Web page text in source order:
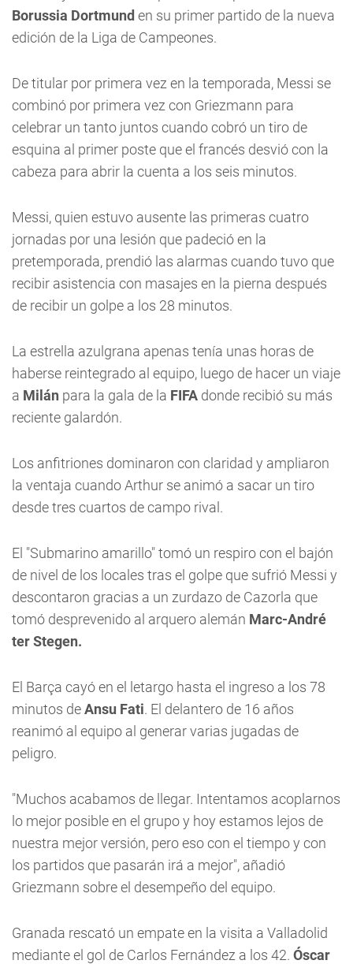
Borussia Dortmund en su primer partido de la nueva
edición de la Liga de Campeones.
De titular por primera vez en la temporada, Messi se
combinó por primera vez con Griezmann para
celebrar un tanto juntos cuando cobró un tiro de
esquina al primer poste que el francés desvió con la
cabeza para abrir la cuenta a los seis minutos.
Messi, quien estuvo ausente las primeras cuatro
jornadas por una lesión que padeció en la
pretemporada, prendió las alarmas cuando tuvo que
recibir asistencia con masajes en la pierna después
de recibir un golpe a los 28 minutos.
La estrella azulgrana apenas tenía unas horas de
haberse reintegrado al equipo, luego de hacer un viaje
a Milán para la gala de la FIFA donde recibió su más
reciente galardón.
Los anfitriones dominaron con claridad y ampliaron
la ventaja cuando Arthur se animó a sacar un tiro
desde tres cuartos de campo rival.
El "Submarino amarillo" tomó un respiro con el bajón
de nivel de los locales tras el golpe que sufrió Messi y
descontaron gracias a un zurdazo de Cazorla que
tomó desprevenido al arquero alemán Marc-André
ter Stegen.
El Barça cayó en el letargo hasta el ingreso a los 78
minutos deAnsu Fati. El delantero de 16 años
reanimó al equipo al generar varias jugadas de
peligro.
"Muchos acabamos de llegar. Intentamos acoplarnos
lo mejor posible en el grupo y hoy estamos lejos de
nuestra mejor versión, pero eso con el tiempo y con
los partidos que pasarán irá a mejor", añadió
Griezmann sobre el desempeño del equipo.
Granada rescató un empate en la visita a Valladolid
mediante el gol de Carlos Fernández a los 42. Óscar